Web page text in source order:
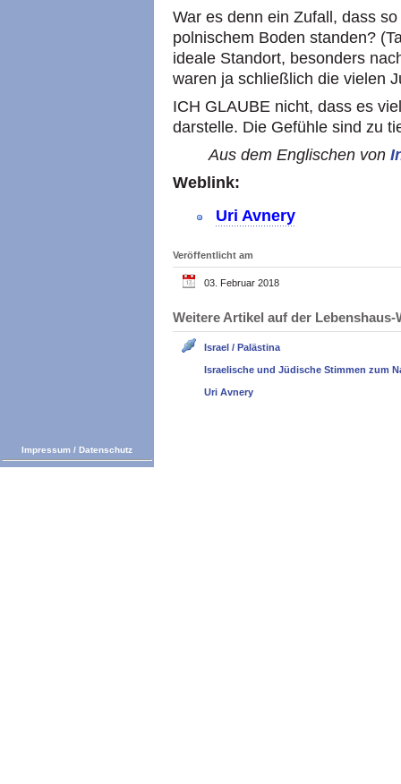
War es denn ein Zufall, dass
polnischem Boden standen?
ideale Standort, besonders
waren ja schließlich die vielen
ICH GLAUBE nicht, dass es
darstelle. Die Gefühle sind zu
Aus dem Englischen von
Weblink:
Uri Avnery
Veröffentlicht am
03. Februar 2018
Weitere Artikel auf der
Israel / Palästina
Israelische und Jüdische Stimmen zum
Uri Avnery
Impressum / Datenschutz